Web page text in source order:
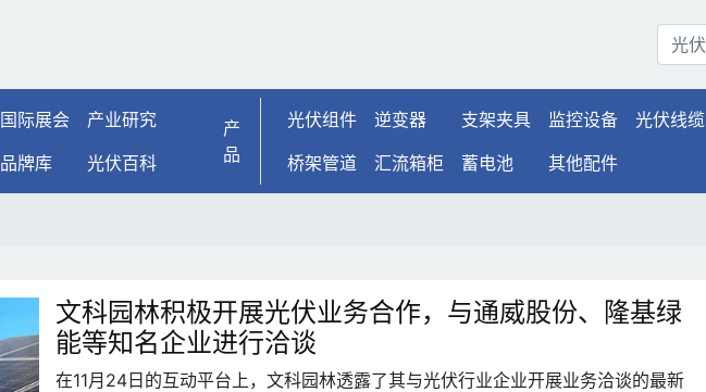
国际展会
产业研究
品牌库 光伏百科
产
品
光伏组件 逆变器 支架夹具 监控设备
光伏线缆
桥架管道
汇流箱柜 蓄电池 其他配件
文科园林积极开展光伏业务合作，与通威股份、隆基绿
能等知名企业进行洽谈
在11月24日的互动平台上，文科园林透露了其与光伏行业企业开展业务洽谈的最新